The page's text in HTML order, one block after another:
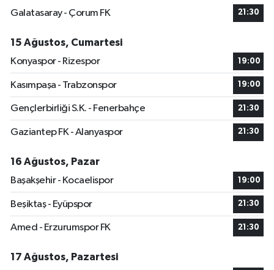
Galatasaray - Çorum FK
21:30
15 Ağustos, Cumartesi
Konyaspor - Rizespor
19:00
Kasımpaşa - Trabzonspor 19:00
Gençlerbirliği S.K. - Fenerbahçe 21:30
Gaziantep FK - Alanyaspor 21:30
16 Ağustos, Pazar
Başakşehir - Kocaelispor
19:00
Beşiktaş - Eyüpspor 21:30
Amed - Erzurumspor FK 21:30
17 Ağustos, Pazartesi